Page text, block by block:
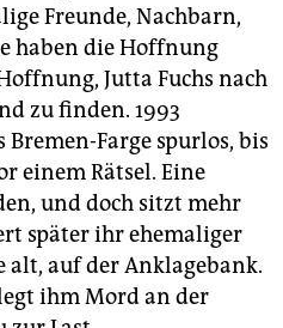
Freunde, Nachbarn,
haben die Hoffnung
Jutta Fuchs nach
zu finden. 1993
Bremen-Farge spurlos, bis
einem Rätsel. Eine
und doch sitzt mehr
später ihr ehemaliger
alt, auf der Anklagebank.
ihm Mord an der